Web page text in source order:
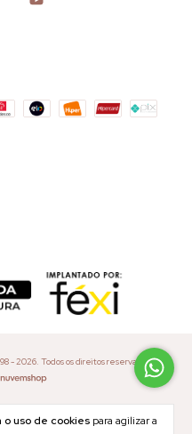
uso de cookies para agilizar a
- 2026. Todos os direitos reservados.